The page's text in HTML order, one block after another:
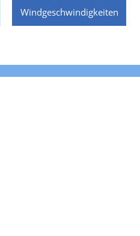
Windgeschwindigkeiten